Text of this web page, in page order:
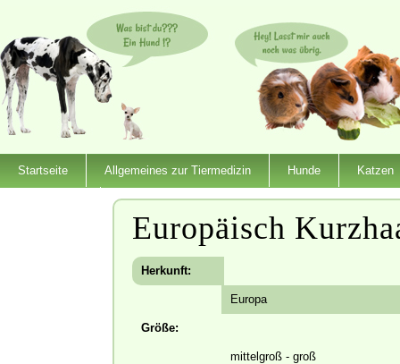
Startseite Allgemeines zur Tiermedizin Hunde Katzen
Europäisch
Herkunft:
Europa
Größe:
mittelgroß - groß